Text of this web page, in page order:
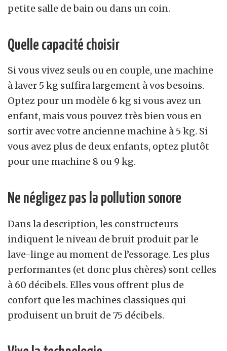
petite salle de bain ou dans un coin.
Quelle capacité choisir
Si vous vivez seuls ou en couple, une machine
à laver 5 kg suffira largement à vos besoins.
Optez pour un modèle 6 kg si vous avez un
enfant, mais vous pouvez très bien vous en
sortir avec votre ancienne machine à 5 kg. Si
vous avez plus de deux enfants, optez plutôt
pour une machine 8 ou 9 kg.
Ne négligez pas la pollution sonore
Dans la description, les constructeurs
indiquent le niveau de bruit produit par le
lave-linge au moment de l’essorage. Les plus
performantes (et donc plus chères) sont celles
à 60 décibels. Elles vous offrent plus de
confort que les machines classiques qui
produisent un bruit de 75 décibels.